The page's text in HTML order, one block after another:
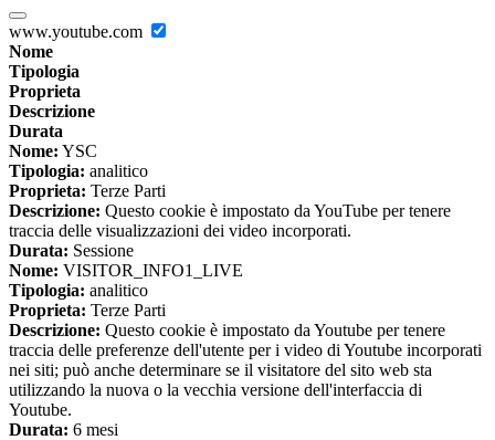
www.youtube.com
Nome
Tipologia
Proprieta
Descrizione
Durata
Nome: YSC
Tipologia: analitico
Proprieta: Terze Parti
Descrizione: Questo cookie è impostato da YouTube per tenere
traccia delle visualizzazioni dei video incorporati.
Durata: Sessione
Nome: VISITOR_INFO1_LIVE
Tipologia: analitico
Proprieta: Terze Parti
Descrizione: Questo cookie è impostato da Youtube per tenere
traccia delle preferenze dell'utente per i video di Youtube incorporati
nei siti; può anche determinare se il visitatore del sito web sta
utilizzando la nuova o la vecchia versione dell'interfaccia di
Youtube.
Durata: 6 mesi